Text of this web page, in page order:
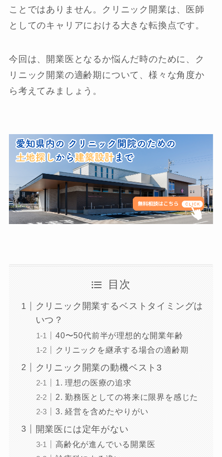
ことではありません。クリニック開業は、医師
としてのキャリアにおける大きな転換点です。
今回は、開業医となるか悩んだ時のために、ク
リニック開業の適齢期について、様々な角度か
ら考えてみましょう。
目次
クリニック開業するベストタイミングは
いつ？
40〜50代前半が理想的な開業年齢
クリニックを継承する場合の適齢期
クリニック開業の動機ベスト3
1. 理想の医療の追求
2. 勤務医としての将来に限界を感じた
3. 経営を含めたやりがい
開業医には定年がない
高齢化が進んでいる開業医